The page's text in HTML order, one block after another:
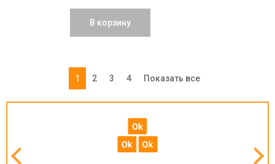
В корзину
1 2 3 4 Показать все